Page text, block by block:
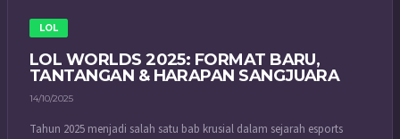
LOL
LOL WORLDS 2025: FORMAT BARU,
TANTANGAN & HARAPAN SANGJUARA
14/10/2025
Tahun 2025 menjadi salah satu bab krusial dalam sejarah esports